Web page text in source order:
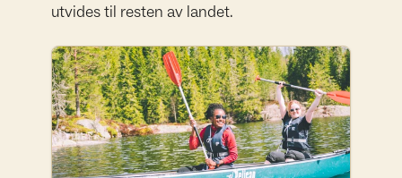
utvides til resten av landet.
Les mer